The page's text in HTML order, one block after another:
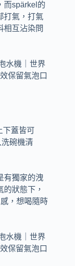
而spärkel的
打氣，打氣
相互沾染問
下蓋皆可
碗機清
有獨家的洩
狀態下，
，想喝隨時